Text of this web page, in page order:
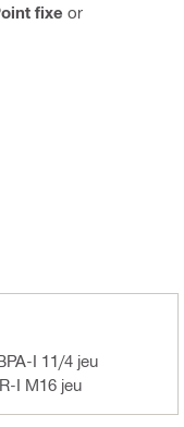
fixe or
I 11/4 jeu
I M16 jeu